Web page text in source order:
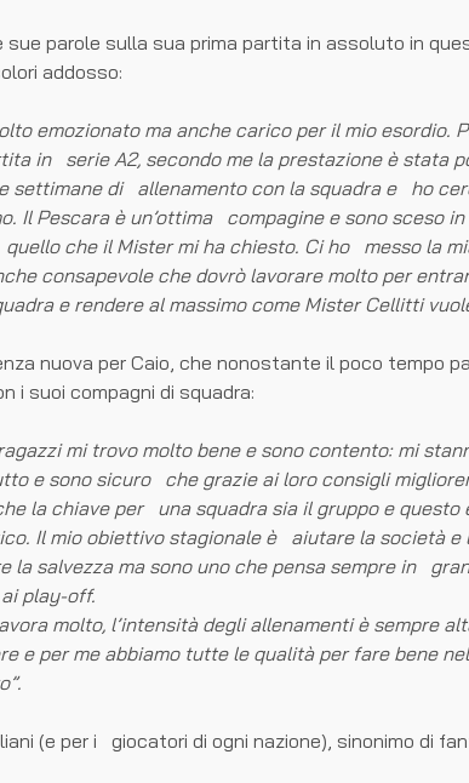
sue parole sulla sua prima partita in assoluto in
addosso:
emozionato ma anche carico per il mio esordio.
in serie A2, secondo me la prestazione è stata
settimane di allenamento con la squadra e ho
Il Pescara è un’ottima compagine e sono sceso
che il Mister mi ha chiesto. Ci ho messo la
consapevole che dovrò lavorare molto per
e rendere al massimo come Mister Cellitti
nuova per Caio, che nonostante il poco tempo
i suoi compagni di squadra:
ragazzi mi trovo molto bene e sono contento: mi
e sono sicuro che grazie ai loro consigli
la chiave per una squadra sia il gruppo e questo
Il mio obiettivo stagionale è aiutare la società e
la salvezza ma sono uno che pensa sempre in
play-off.
molto, l’intensità degli allenamenti è sempre
e per me abbiamo tutte le qualità per fare bene
(e per i giocatori di ogni nazione), sinonimo di